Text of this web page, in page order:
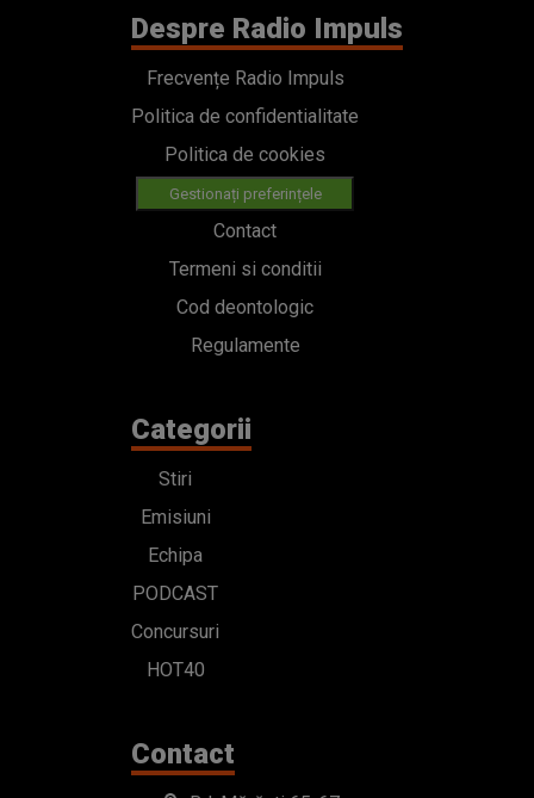
Despre Radio Impuls
Frecvențe Radio Impuls
Politica de confidentialitate
Politica de cookies
Gestionați preferințele
Contact
Termeni si conditii
Cod deontologic
Regulamente
Categorii
Stiri
Emisiuni
Echipa
PODCAST
Concursuri
HOT40
Contact